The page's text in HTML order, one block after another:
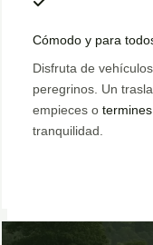
Cómodo y para
Disfruta de
peregrinos. Un
empieces o
tranquilidad.